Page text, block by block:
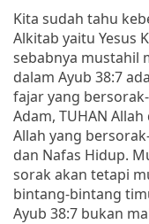
Kita sudah tahu
Alkitab yaitu Yesus
sebabnya mustahil
dalam Ayub 38:7
fajar yang
Adam, TUHAN
Allah yang
dan Nafas Hidup.
sorak akan tetapi
bintang-bintang
Ayub 38:7 bukan